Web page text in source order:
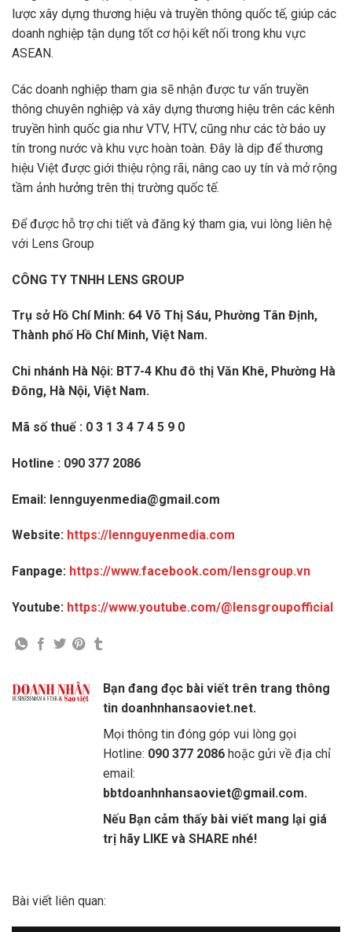
lược xây dựng thương hiệu và truyền thông quốc tế, giúp các
doanh nghiệp tận dụng tốt cơ hội kết nối trong khu vực
ASEAN.
Các doanh nghiệp tham gia sẽ nhận được tư vấn truyền
thông chuyên nghiệp và xây dựng thương hiệu trên các kênh
truyền hình quốc gia như VTV, HTV, cũng như các tờ báo uy
tín trong nước và khu vực hoàn toàn. Đây là dịp để thương
hiệu Việt được giới thiệu rộng rãi, nâng cao uy tín và mở rộng
tầm ảnh hưởng trên thị trường quốc tế.
Để được hỗ trợ chi tiết và đăng ký tham gia, vui lòng liên hệ
với Lens Group
CÔNG TY TNHH LENS GROUP
Trụ sở Hồ Chí Minh: 64 Võ Thị Sáu, Phường Tân Định,
Thành phố Hồ Chí Minh, Việt Nam.
Chi nhánh Hà Nội: BT7-4 Khu đô thị Văn Khê, Phường Hà
Đông, Hà Nội, Việt Nam.
Mã số thuế : 0 3 1 3 4 7 4 5 9 0
Hotline : 090 377 2086
Email: lennguyenmedia@gmail.com
Website: https://lennguyenmedia.com
Fanpage: https://www.facebook.com/lensgroup.vn
Youtube: https://www.youtube.com/@lensgroupofficial
Bạn đang đọc bài viết trên trang thông
tin doanhnhansaoviet.net.
Mọi thông tin đóng góp vui lòng gọi
Hotline: 090 377 2086 hoặc gửi về địa chỉ
email:
bbtdoanhnhansaoviet@gmail.com.
Nếu Bạn cảm thấy bài viết mang lại giá
trị hãy LIKE và SHARE nhé!
Bài viết liên quan: